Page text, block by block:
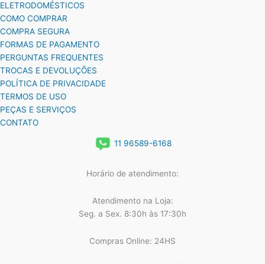
ELETRODOMÉSTICOS
COMO COMPRAR
COMPRA SEGURA
FORMAS DE PAGAMENTO
PERGUNTAS FREQUENTES
TROCAS E DEVOLUÇÕES
POLÍTICA DE PRIVACIDADE
TERMOS DE USO
PEÇAS E SERVIÇOS
CONTATO
11 96589-6168
Horário de atendimento:
Atendimento na Loja:
Seg. a Sex. 8:30h às 17:30h
Compras Online: 24HS